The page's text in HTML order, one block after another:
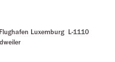
Luxemburg L-1110